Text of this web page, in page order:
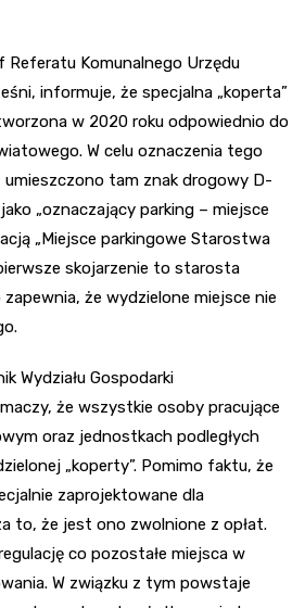
Referatu Komunalnego Urzędu
informuje, że specjalna „koperta”
w 2020 roku odpowiednio do
W celu oznaczenia tego
tam znak drogowy D-
„oznaczający parking – miejsce
„Miejsce parkingowe Starostwa
skojarzenie to starosta
że wydzielone miejsce nie
Wydziału Gospodarki
że wszystkie osoby pracujące
oraz jednostkach podległych
„koperty”. Pomimo faktu, że
zaprojektowane dla
to, że jest ono zwolnione z opłat.
co pozostałe miejsca w
W związku z tym powstaje